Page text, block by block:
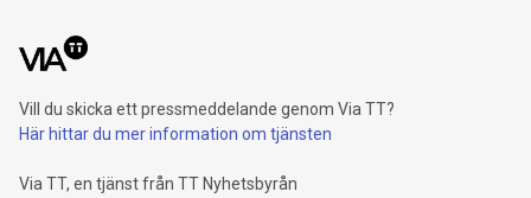
Vill du skicka ett pressmeddelande genom Via TT?
Här hittar du mer information om tjänsten
Via TT, en tjänst från TT Nyhetsbyrån